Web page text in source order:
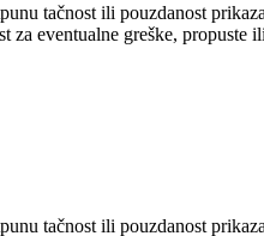
tačnost ili pouzdanost
eventualne greške, propuste
tačnost ili pouzdanost